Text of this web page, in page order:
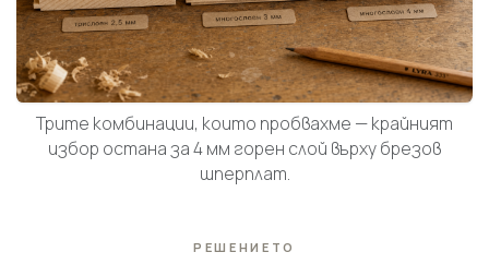
Трите комбинации, които пробвахме — крайният
избор остана за 4 мм горен слой върху брезов
шперплат.
РЕШЕНИЕТО